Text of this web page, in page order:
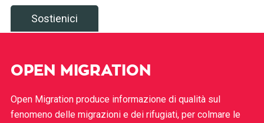
Sostienici
OPEN MIGRATION
Open Migration produce informazione di qualità sul
fenomeno delle migrazioni e dei rifugiati, per colmare le